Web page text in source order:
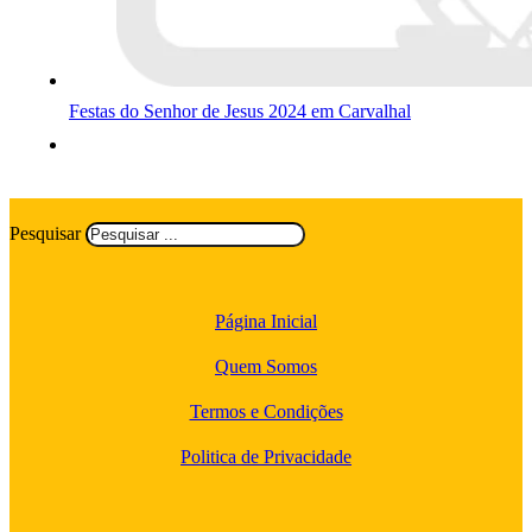
Festas do Senhor de Jesus 2024 em Carvalhal
Pesquisar
Página Inicial
Quem Somos
Termos e Condições
Politica de Privacidade